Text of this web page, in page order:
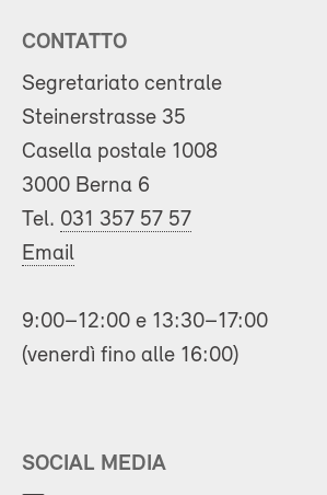
CONTATTO
Segretariato centrale
Steinerstrasse 35
Casella postale 1008
3000 Berna 6
Tel. 031 357 57 57
Email
9:00–12:00 e 13:30–17:00
(venerdì fino alle 16:00)
SOCIAL MEDIA